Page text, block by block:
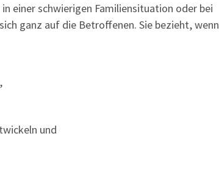
einer schwierigen Familiensituation oder bei
ganz auf die Betroffenen. Sie bezieht, wenn
und